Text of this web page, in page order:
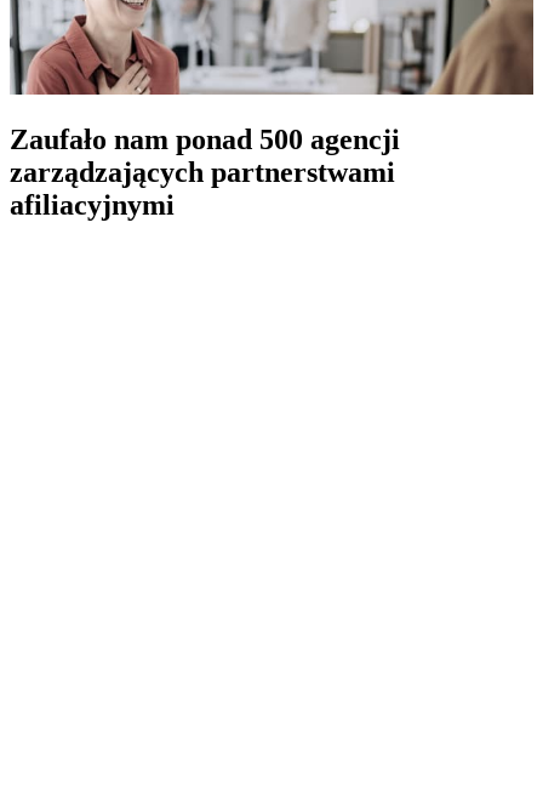
Zaufało nam ponad 500 agencji
zarządzających partnerstwami
afiliacyjnymi